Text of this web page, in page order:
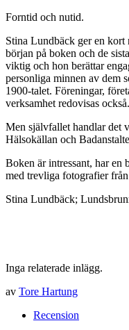
Forntid och nutid.
Stina Lundbäck ger en
början på boken och de
viktig och hon berättar
personliga minnen av dem
1900-talet. Föreningar,
verksamhet redovisas också.
Men självfallet handlar det
Hälsokällan och
Boken är intressant, har en
med trevliga fotografier
Stina Lundbäck;
Inga relaterade inlägg.
av Tore Hartung
Recension